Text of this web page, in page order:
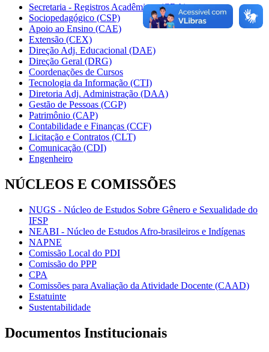
Secretaria - Registros Acadêmicos (CRA)
Sociopedagógico (CSP)
Apoio ao Ensino (CAE)
Extensão (CEX)
Direção Adj. Educacional (DAE)
Direção Geral (DRG)
Coordenações de Cursos
Tecnologia da Informação (CTI)
Diretoria Adj. Administração (DAA)
Gestão de Pessoas (CGP)
Patrimônio (CAP)
Contabilidade e Finanças (CCF)
Licitação e Contratos (CLT)
Comunicação (CDI)
Engenheiro
NÚCLEOS E COMISSÕES
NUGS - Núcleo de Estudos Sobre Gênero e Sexualidade do
IFSP
NEABI - Núcleo de Estudos Afro-brasileiros e Indígenas
NAPNE
Comissão Local do PDI
Comissão do PPP
CPA
Comissões para Avaliação da Atividade Docente (CAAD)
Estatuinte
Sustentabilidade
Documentos Institucionais